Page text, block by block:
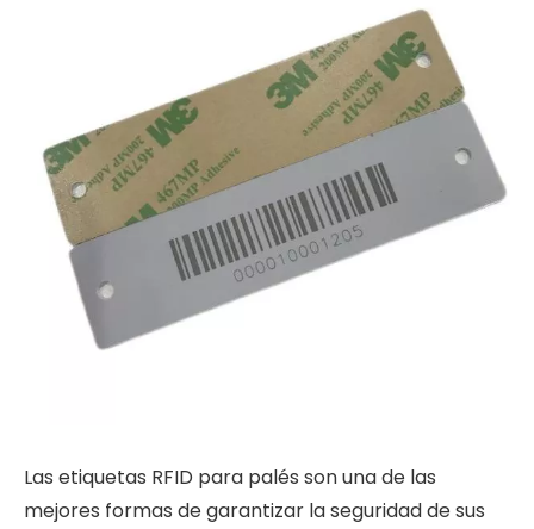
Las etiquetas RFID para palés son una de las
mejores formas de garantizar la seguridad de sus